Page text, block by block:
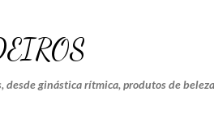
desde ginástica rítmica, produtos de